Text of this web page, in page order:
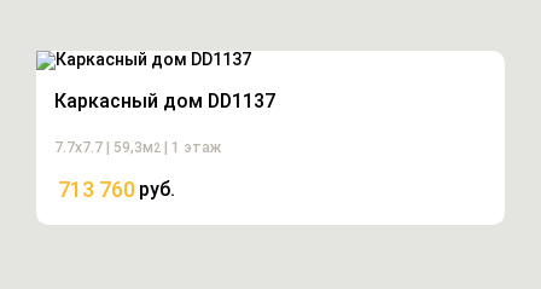
Каркасный дом DD1137
7.7х7.7 | 59,3м2 | 1 этаж
713 760 руб.